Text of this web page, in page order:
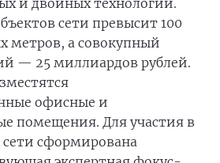
и двойных технологий.
сети превысит 100
метров, а совокупный
— 25 миллиардов рублей.
офисные и
помещения. Для участия в
сформирована